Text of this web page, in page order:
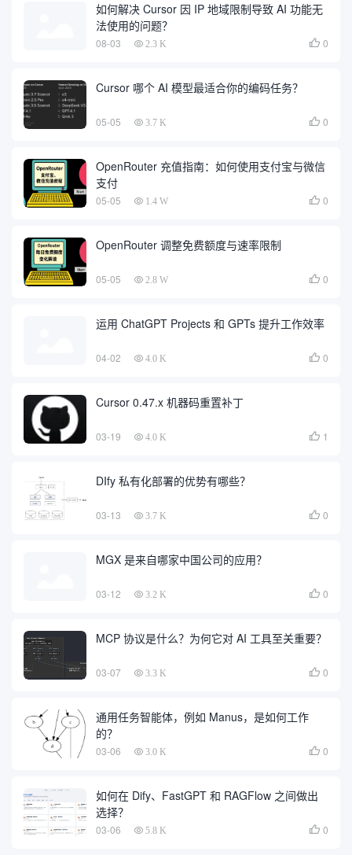
如何解决 Cursor 因 IP 地域限制导致 AI 功能无
法使用的问题？
08-03 2.3 K  0
Cursor 哪个 AI 模型最适合你的编码任务？
05-05 3.7 K  0
OpenRouter 充值指南：如何使用支付宝与微信
支付
05-05 1.4 W  0
OpenRouter 调整免费额度与速率限制
05-05 2.8 W  0
运用 ChatGPT Projects 和 GPTs 提升工作效率
04-02 4.0 K  0
Cursor 0.47.x 机器码重置补丁
03-19 4.0 K  1
DIfy 私有化部署的优势有哪些？
03-13 3.7 K  0
MGX 是来自哪家中国公司的应用？
03-12 3.2 K  0
MCP 协议是什么？为何它对 AI 工具至关重要？
03-07 3.3 K  0
通用任务智能体，例如 Manus，是如何工作
的？
03-06 3.0 K  0
如何在 Dify、FastGPT 和 RAGFlow 之间做出
选择？
03-06 5.8 K  0